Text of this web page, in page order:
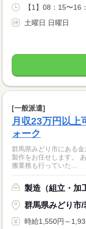
【1】08：15〜16
土曜日 日曜日
[一般派遣]
月収23万円以上
ォーク
群馬県みどり市にある
製作をお任せします。
搬業務も行っていた...
製造（組立・加
群馬県みどり市/
時給1,550円～